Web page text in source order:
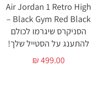
Air Jordan 1 Retro High
Black Gym Red Black –
הסניקרס שיגרמו לכולם
להתענג על הסטייל שלך!
₪499.00